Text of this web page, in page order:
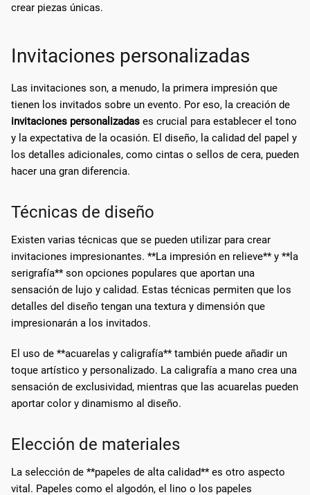
crear piezas únicas.
Invitaciones personalizadas
Las invitaciones son, a menudo, la primera impresión que
tienen los invitados sobre un evento. Por eso, la creación de
invitaciones personalizadas es crucial para establecer el tono
y la expectativa de la ocasión. El diseño, la calidad del papel y
los detalles adicionales, como cintas o sellos de cera, pueden
hacer una gran diferencia.
Técnicas de diseño
Existen varias técnicas que se pueden utilizar para crear
invitaciones impresionantes. **La impresión en relieve** y **la
serigrafía** son opciones populares que aportan una
sensación de lujo y calidad. Estas técnicas permiten que los
detalles del diseño tengan una textura y dimensión que
impresionarán a los invitados.
El uso de **acuarelas y caligrafía** también puede añadir un
toque artístico y personalizado. La caligrafía a mano crea una
sensación de exclusividad, mientras que las acuarelas pueden
aportar color y dinamismo al diseño.
Elección de materiales
La selección de **papeles de alta calidad** es otro aspecto
vital. Papeles como el algodón, el lino o los papeles